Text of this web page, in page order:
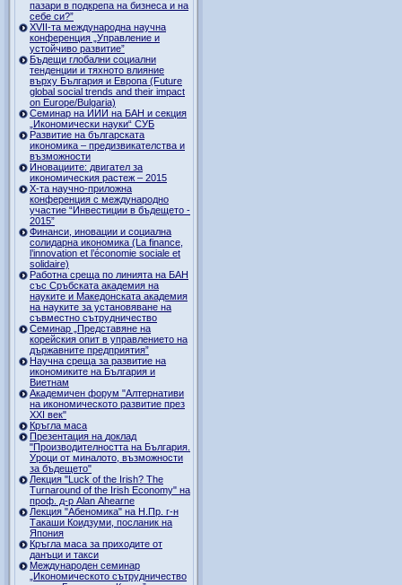
пазари в подкрепа на бизнеса и на
себе си?”
XVII-та международна научна
конференция „Управление и
устойчиво развитие”
Бъдещи глобални социални
тенденции и тяхното влияние
върху България и Европа (Future
global social trends and their impact
on Europe/Bulgaria)
Семинар на ИИИ на БАН и секция
„Икономически науки“ СУБ
Развитие на българската
икономика – предизвикателства и
възможности
Иновациите: двигател за
икономическия растеж – 2015
Х-та научно-приложна
конференция с международно
участие “Инвестиции в бъдещето -
2015”
Финанси, иновации и социална
солидарна икономика (La finance,
l’innovation et l’économie sociale et
solidaire)
Работна среща по линията на БАН
със Сръбската академия на
науките и Македонската академия
на науките за установяване на
съвместно сътрудничество
Семинар „Представяне на
корейския опит в управлението на
държавните предприятия”
Научна среща за развитие на
икономиките на България и
Виетнам
Академичен форум "Алтернативи
на икономическото развитие през
XXI век"
Кръгла маса
Презентация на доклад
"Производителността на България.
Уроци от миналото, възможности
за бъдещето"
Лекция "Luck of the Irish? The
Turnaround of the Irish Economy" на
проф. д-р Alan Ahearne
Лекция "Абеномика" на Н.Пр. г-н
Такаши Коидзуми, посланик на
Япония
Кръгла маса за приходите от
данъци и такси
Международен семинар
„Икономическото сътрудничество